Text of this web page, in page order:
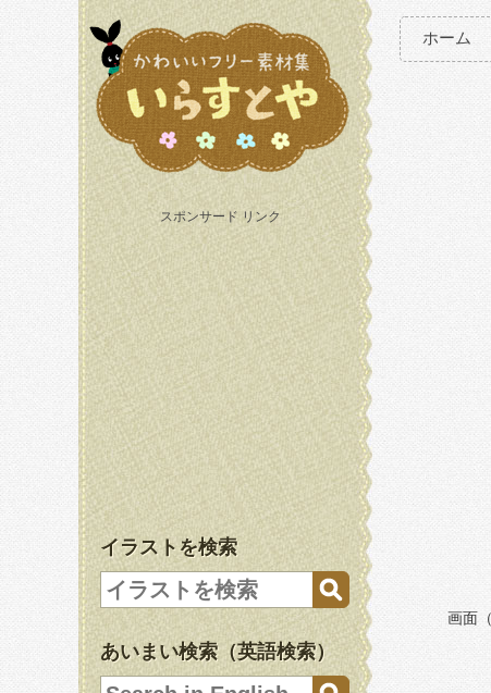
スポンサード リンク
イラストを検索
あいまい検索（英語検索）
ホーム
画面